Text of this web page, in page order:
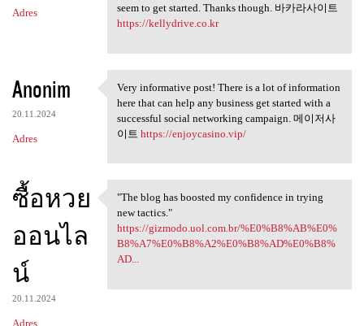
Adres
seem to get started. Thanks though. 바카라사이트
https://kellydrive.co.kr
Anonim
20.11.2024
Adres
Very informative post! There
Very informative post! There is a lot of information
here that can help any business get started with a
successful social networking campaign. 메이저사
이트 https://enjoycasino.vip/
ซื้อหวย
ออนไล
น์
20.11.2024
Adres
"The blog has boosted my
"The blog has boosted my confidence in trying
new tactics."
https://gizmodo.uol.com.br/%E0%B8%AB%E0%
B8%A7%E0%B8%A2%E0%B8%AD%E0%B8%
AD...